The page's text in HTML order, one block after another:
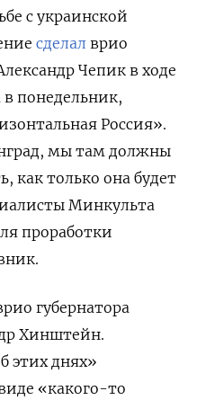
с украинской
сделал врио
Чепик в ходе
в понедельник,
Россия».
мы там должны
как только она будет
Минкульта
проработки
губернатора
Хинштейн.
этих днях»
«какого-то